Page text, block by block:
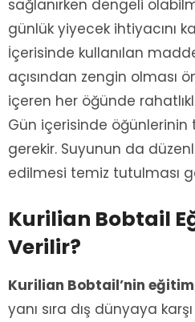
sağlanırken dengeli
günlük yiyecek ihtiyacını
İçerisinde kullanılan
açısından zengin olması
içeren her öğünde
Gün içerisinde öğünlerinin
gerekir. Suyunun da
edilmesi temiz tutulması
Kurilian Bobtail
Verilir?
Kurilian Bobtail’nin
yanı sıra dış dünyaya